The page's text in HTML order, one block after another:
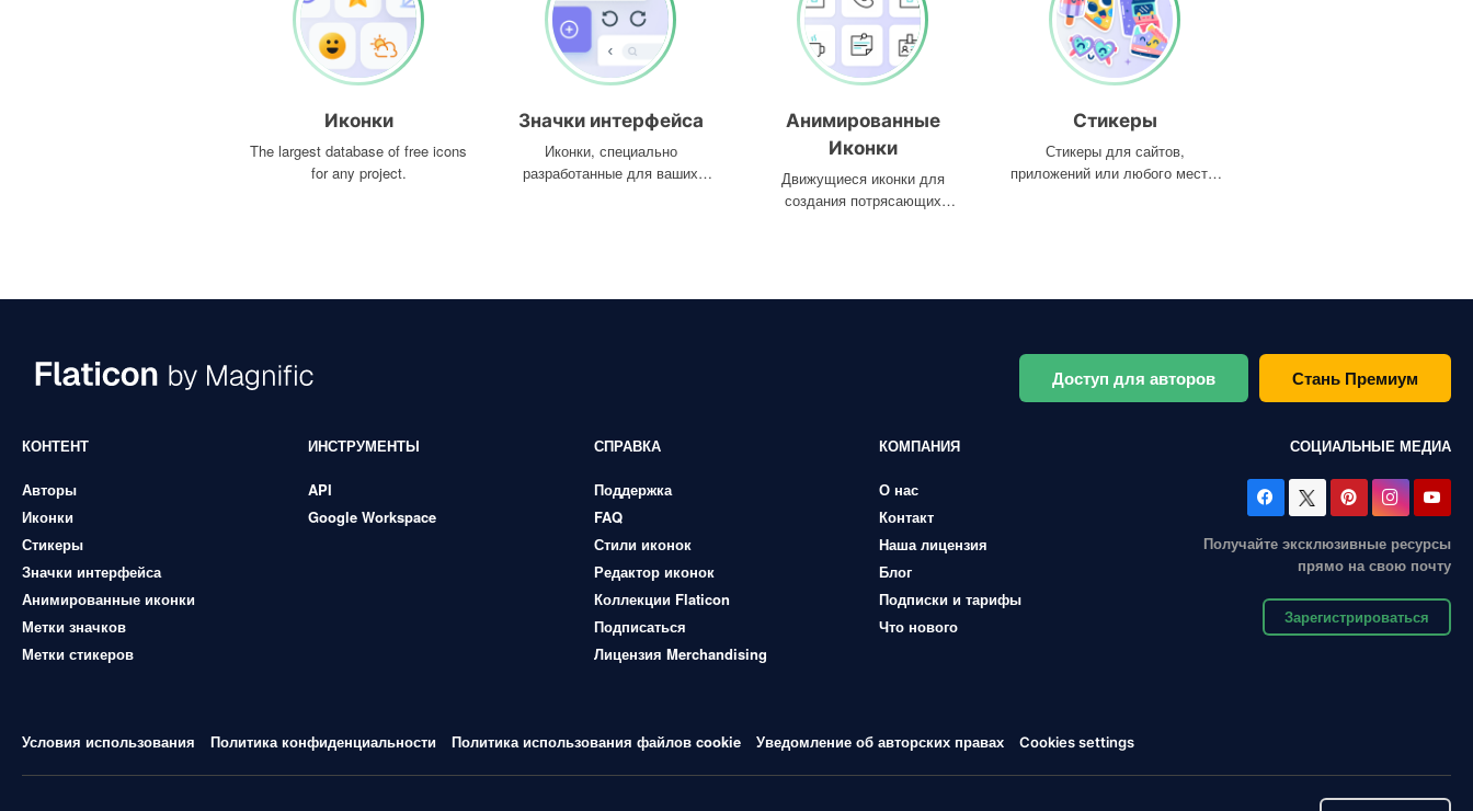
Иконки
The largest database of free icons
for any project.
Значки интерфейса
Иконки, специально
разработанные для ваших
Анимированные
Иконки
Движущиеся иконки для
создания потрясающих
Стикеры
Стикеры для сайтов,
приложений или любого места,
Доступ для авторов Стань Премиум
КОНТЕНТ
Авторы
Иконки
Стикеры
Значки интерфейса
Анимированные иконки
Метки значков
Метки стикеров
ИНСТРУМЕНТЫ
API
Google Workspace
СПРАВКА
Поддержка
FAQ
Стили иконок
Редактор иконок
Коллекции Flaticon
Подписаться
Лицензия Merchandising
КОМПАНИЯ
О нас
Контакт
Наша лицензия
Блог
Подписки и тарифы
Что нового
СОЦИАЛЬНЫЕ МЕДИА
Получайте эксклюзивные ресурсы
прямо на свою почту
Зарегистрироваться
Условия использования Политика конфиденциальности Политика использования файлов cookie Уведомление об авторских правах Cookies settings